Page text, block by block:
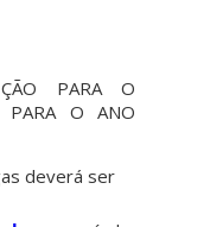
PARA O
PARA O ANO
deverá ser